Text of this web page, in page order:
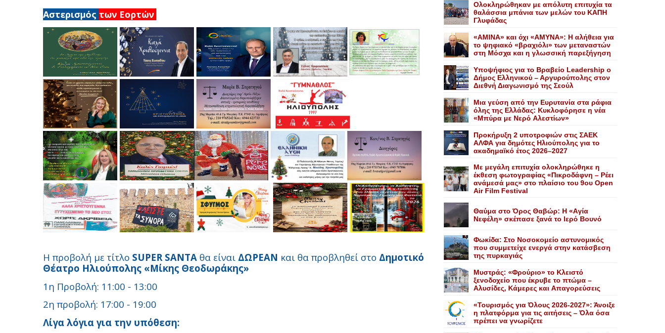
Αστερισμός των Εορτών
Η προβολή με τίτλο SUPER SANTA θα είναι ΔΩΡΕΑΝ και θα προβληθεί στο Δημοτικό
Θέατρο Ηλιούπολης «Μίκης Θεοδωράκης»
1η Προβολή: 11:00 - 13:00
2η προβολή: 17:00 - 19:00
Λίγα λόγια για την υπόθεση:
Ολοκληρώθηκαν με απόλυτη επιτυχία τα
θαλάσσια μπάνια των μελών του KAΠH
Γλυφάδας
«AMINA» και όχι «ΑΜΥΝΑ»: Η αλήθεια για
το ψηφιακό «βραχιόλι» των μεταναστών
στη Μόσχα και η γλωσσική παρεξήγηση
Yποψήφιος για το Bραβείο Leadership ο
Δήμος Ελληνικού – Αργυρούπολης στον
Διεθνή Διαγωνισμό της Σεούλ
Mια γεύση από την Eυρυτανία στα ράφια
όλης της Ελλάδας: Κυκλοφόρησε η νέα
«Μπύρα με Nερό Aλεστίων»
Προκήρυξη 2 υποτροφιών στις ΣΑΕΚ
ΑΛΦΑ για δημότες Ηλιούπολης για το
ακαδημαϊκό έτος 2026–2027
Με μεγάλη επιτυχία ολοκληρώθηκε η
έκθεση φωτογραφίας «Πικροδάφνη – Ρέει
ανάμεσά μας» στο πλαίσιο του 9ου Open
Air Film Festival
Θαύμα στο Όρος Θαβώρ: H «Aγία
Nεφέλη» σκέπασε ξανά το Iερό Bουνό
Φωκίδα: Στο Νοσοκομείο αστυνομικός
που συμμετείχε ενεργά στην κατάσβεση
της πυρκαγιάς
Mυστράς: «Φρούριο» το Kλειστό
ξενοδοχείο που έκρυβε το πτώμα –
Aλυσίδες, Kάμερες και Aπαγορεύσεις
«Τουρισμός για Όλους 2026-2027»: Άνοιξε
η πλατφόρμα για τις αιτήσεις – Όλα όσα
πρέπει να γνωρίζετε